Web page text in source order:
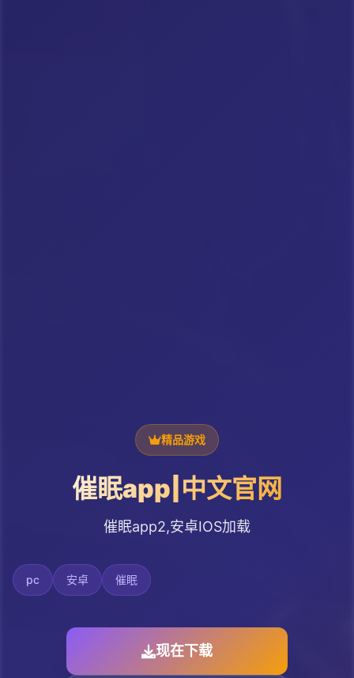
精品游戏
催眠app|中文官网
催眠app2,安卓IOS加载
pc 安卓 催眠
现在下载